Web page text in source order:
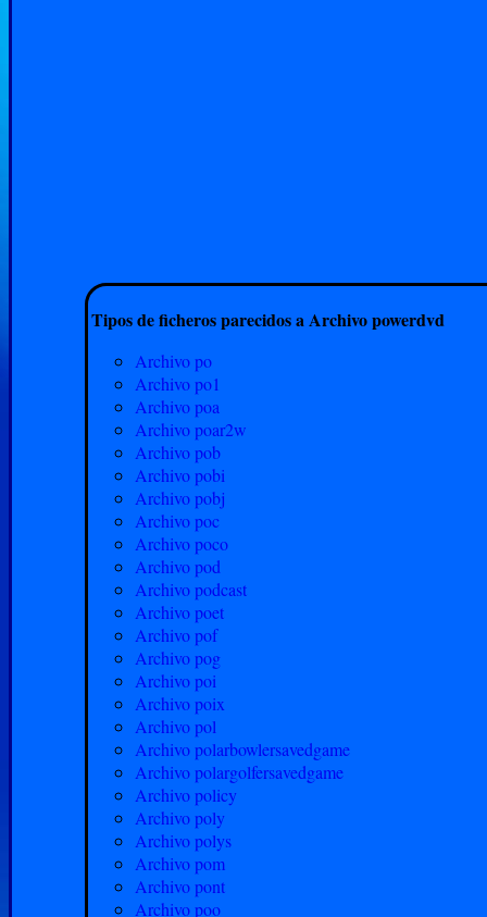
Tipos de ficheros parecidos a Archivo powerdvd
Archivo po
Archivo po1
Archivo poa
Archivo poar2w
Archivo pob
Archivo pobi
Archivo pobj
Archivo poc
Archivo poco
Archivo pod
Archivo podcast
Archivo poet
Archivo pof
Archivo pog
Archivo poi
Archivo poix
Archivo pol
Archivo polarbowlersavedgame
Archivo polargolfersavedgame
Archivo policy
Archivo poly
Archivo polys
Archivo pom
Archivo pont
Archivo poo